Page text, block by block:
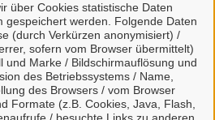
über Cookies statistische Daten
gespeichert werden. Folgende Daten
(durch Verkürzen anonymisiert) /
sofern vom Browser übermittelt)
und Marke / Bildschirmauflösung und
des Betriebssystems / Name,
des Browsers / vom Browser
Formate (z.B. Cookies, Java, Flash,
anmelden
ist ein zentrales Konto zur